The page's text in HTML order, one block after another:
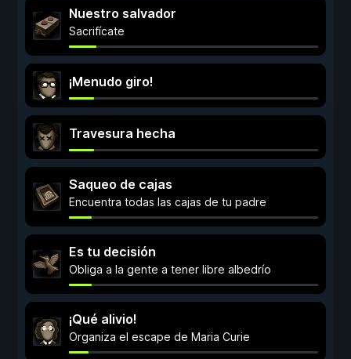
Nuestro salvador
Sacrifícate
¡Menudo giro!
Travesura hecha
Saqueo de cajas
Encuentra todas las cajas de tu padre
Es tu decisión
Obliga a la gente a tener libre albedrío
¡Qué alivio!
Organiza el escape de Maria Curie